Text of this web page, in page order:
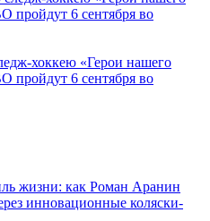
хоккею «Герои нашего
пройдут 6 сентября во